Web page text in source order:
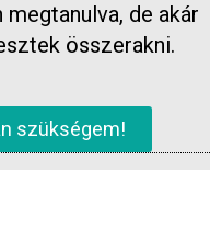
de akár
összerakni.
szükségem!